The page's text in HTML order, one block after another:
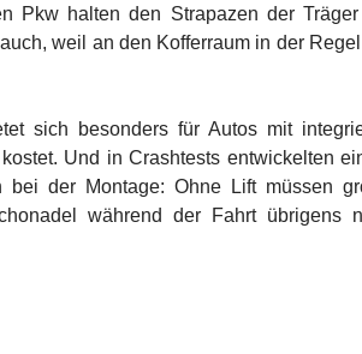
Pkw halten den Strapazen der
weil an den Kofferraum in der
sich besonders für Autos mit
Und in Crashtests entwickelten
bei der Montage: Ohne Lift müssen
während der Fahrt übrigens